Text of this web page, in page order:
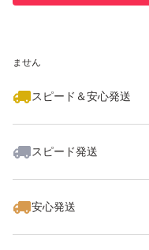
ません
スピード＆安心発送
スピード発送
安心発送